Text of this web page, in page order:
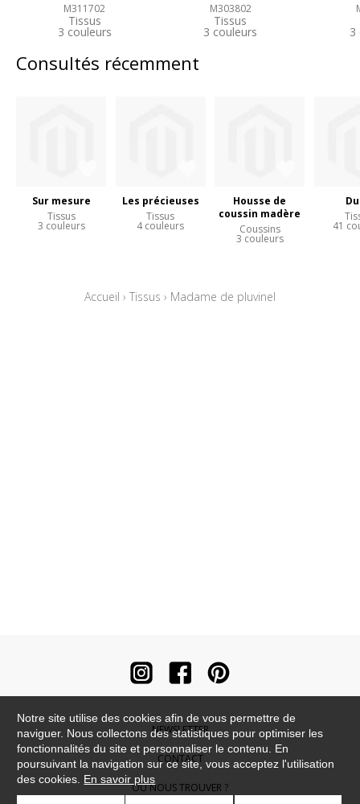
M311702
Tissus
3 couleurs
M303802
Tissus
3 couleurs 3
Consultés récemment
Sur mesure
Tissus
3 couleurs
Les précieuses
Tissus
4 couleurs
Housse de
coussin madère
Coussins
3 couleurs
41
Accueil › Tissus › Madame de pluvinel
NEWSLETTER
CONTACT
OÙ NOUS TROUVER ?
Notre site utilise des cookies afin de vous permettre de
naviguer. Nous collectons des statistiques pour optimiser les
fonctionnalités du site et personnaliser le contenu. En
poursuivant la navigation sur ce site, vous acceptez l'utilisation
des cookies. En savoir plus